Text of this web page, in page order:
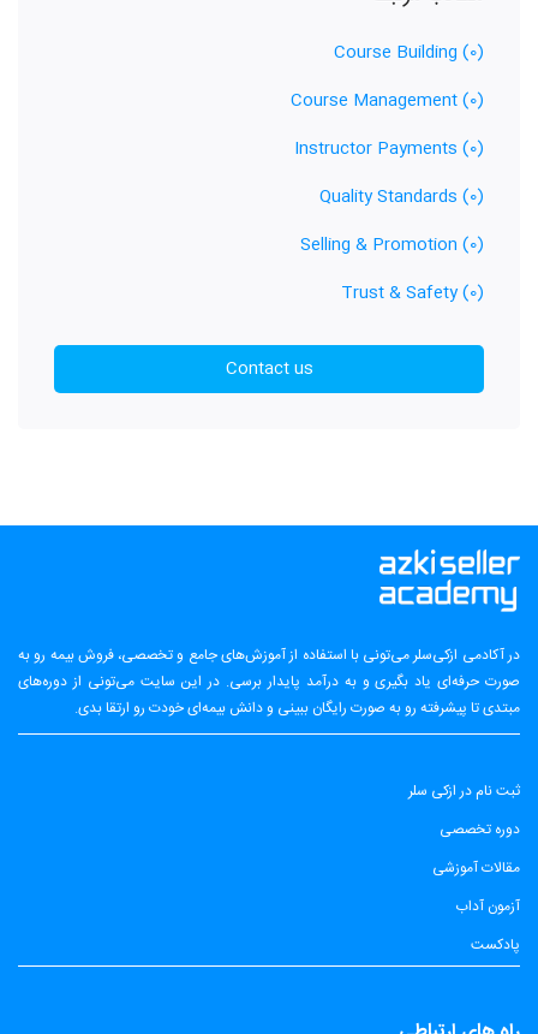
Course Building (0)
Course Management(0)
Instructor Payments (0)
Quality Standards (0)
Selling & Promotion (0)
Trust & Safety(0)
Contact us
در آکادمی ازکی‌سلر می‌تونی با استفاده از آموزش‌های جامع و تخصصی، فروش بیمه رو به
صورت حرفه‌ای یاد بگیری و به درآمد پایدار برسی. در این سایت می‌تونی از دوره‌های
مبتدی تا پیشرفته رو به صورت رایگان ببینی و دانش بیمه‌ای خودت رو ارتقا بدی.
ثبت نام در ازکی سلر
دوره تخصصی
مقالات آموزشی
آزمون آداب
پادکست